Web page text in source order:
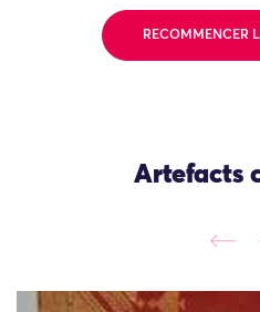
RECOMMENCER
Artefacts